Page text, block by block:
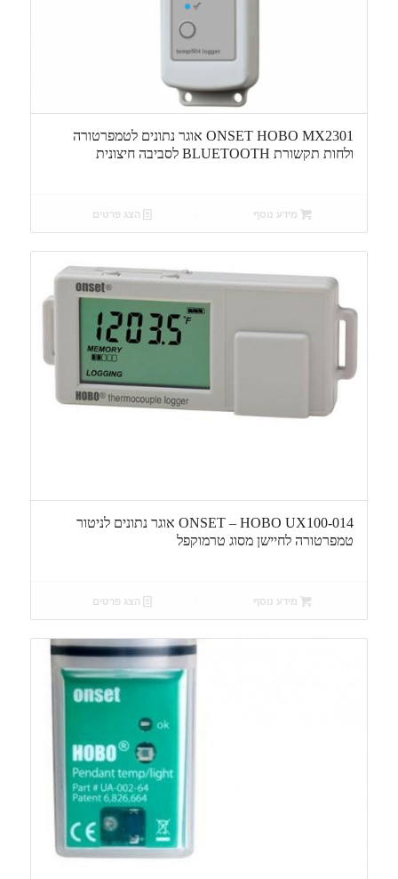
ONSET HOBO MX2301 אוגר נתונים לטמפרטורה
ולחות תקשורת BLUETOOTH לסביבה חיצונית
מידע נוסף הצג פרטים
ONSET – HOBO UX100-014 אוגר נתונים לניטור
טמפרטורה לחיישן מסוג טרמוקפל
מידע נוסף הצג פרטים